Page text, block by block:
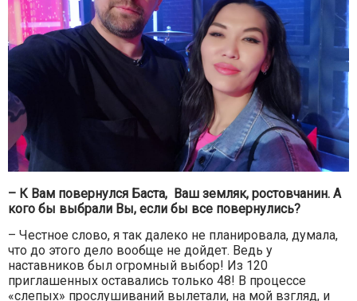
– К Вам повернулся Баста, Ваш земляк, ростовчанин. А
кого бы выбрали Вы, если бы все повернулись?
– Честное слово, я так далеко не планировала, думала,
что до этого дело вообще не дойдет. Ведь у
наставников был огромный выбор! Из 120
приглашенных оставались только 48! В процессе
«слепых» прослушиваний вылетали, на мой взгляд, и